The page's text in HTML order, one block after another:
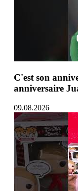
C'est son
anniversaire
09.08.2026